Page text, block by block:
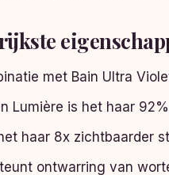
met Bain Ultra
Lumière is het haar
haar 8x zichtbaarder
ontwarring van